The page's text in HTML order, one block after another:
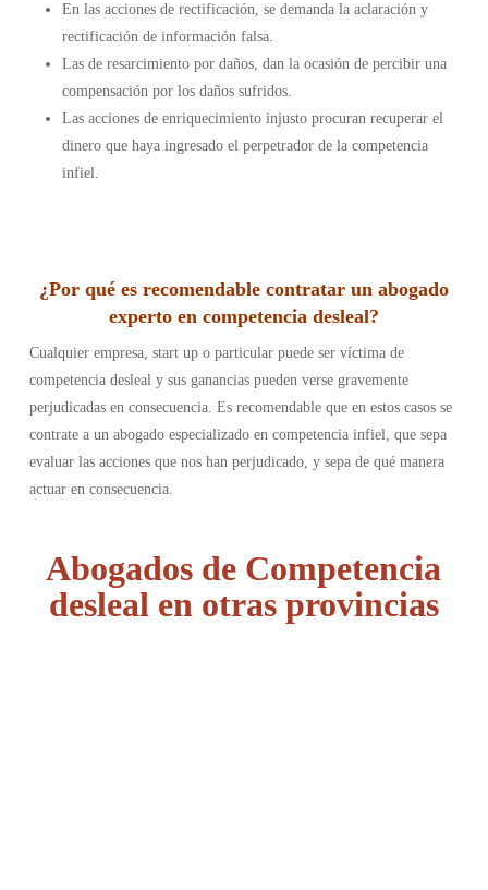
En las acciones de rectificación, se demanda la aclaración y
rectificación de información falsa.
Las de resarcimiento por daños, dan la ocasión de percibir una
compensación por los daños sufridos.
Las acciones de enriquecimiento injusto procuran recuperar el
dinero que haya ingresado el perpetrador de la competencia
infiel.
¿Por qué es recomendable contratar un abogado
experto en competencia desleal?
Cualquier empresa, start up o particular puede ser víctima de
competencia desleal y sus ganancias pueden verse gravemente
perjudicadas en consecuencia. Es recomendable que en estos casos se
contrate a un abogado especializado en competencia infiel, que sepa
evaluar las acciones que nos han perjudicado, y sepa de qué manera
actuar en consecuencia.
Abogados de Competencia
desleal en otras provincias